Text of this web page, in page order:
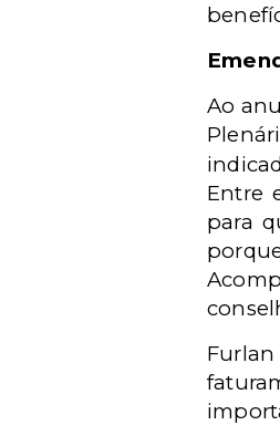
Ao
Entre
para